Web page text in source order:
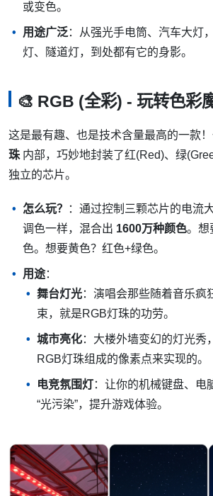
或变色。
用途广泛：从强光手电筒、汽车大灯
灯、隧道灯，到处都有它的身影。
🎨 RGB (全彩) - 玩转色彩
这是最有趣、也是技术含量最高的一款
珠 内部，巧妙地封装了红(Red)、绿
独立的芯片。
怎么玩？
：通过控制三颗芯片的电流
调色一样，混合出 1600万种颜色。想
色。想要黄色？红色+绿色。
用途：
舞台灯光：演唱会那些随着音乐疯
束，就是RGB灯珠的功劳。
城市亮化：大楼外墙变幻的灯光秀
RGB灯珠组成的像素点来实现的。
电竞氛围灯：让你的机械键盘、电
“光污染”，提升游戏体验。